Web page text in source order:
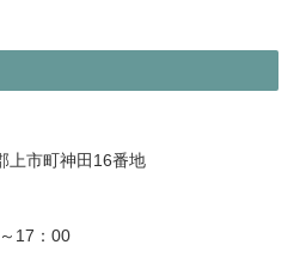
市町神田16番地
17：00